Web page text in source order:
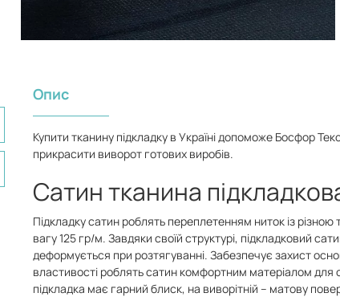
Опис
Купити тканину підкладку в Україні допоможе Босфор
прикрасити виворот готових виробів.
Сатин тканина
Підкладку сатин роблять переплетенням ниток із
вагу 125 гр/м. Завдяки своїй структурі, підкладковий
деформується при розтягуванні. Забезпечує захист
властивості роблять сатин комфортним матеріалом для
підкладка має гарний блиск, на виворітній – матову